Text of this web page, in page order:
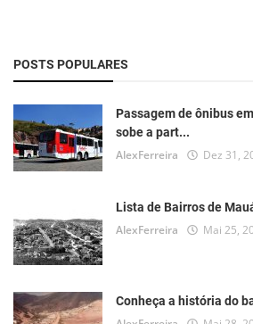
Contribua
Entrar
Registrar
Portuguese
POSTS POPULARES
Passagem de ônibus
sobe a part...
AlexFerreira Dez 31,
Lista de Bairros de
AlexFerreira Mai 25,
Conheça a história do